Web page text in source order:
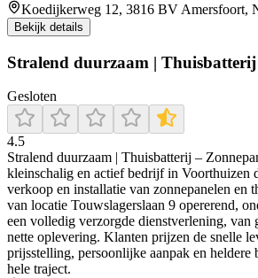
Koedijkerweg 12, 3816 BV Amersfoort,
Bekijk details
Stralend duurzaam |
Gesloten
4.5
Stralend duurzaam | Thuisbatterij –
kleinschalig en actief bedrijf in Voorthuizen
verkoop en installatie van zonnepanelen en
van locatie Touwslagerslaan 9 opererend,
een volledig verzorgde dienstverlening, van
nette oplevering. Klanten prijzen de snelle
prijsstelling, persoonlijke aanpak en heldere
hele traject.